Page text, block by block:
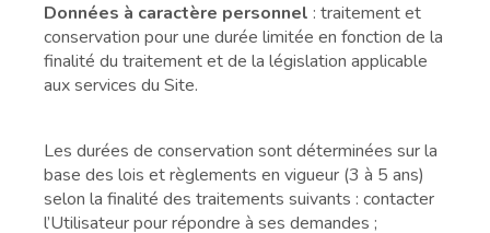
Données à caractère personnel : traitement et
conservation pour une durée limitée en fonction de la
finalité du traitement et de la législation applicable
aux services du Site.
Les durées de conservation sont déterminées sur la
base des lois et règlements en vigueur (3 à 5 ans)
selon la finalité des traitements suivants : contacter
l’Utilisateur pour répondre à ses demandes ;